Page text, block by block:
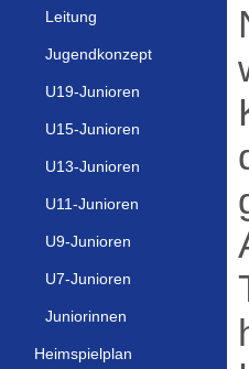
Leitung
Jugendkonzept
U19-Junioren
U15-Junioren
U13-Junioren
U11-Junioren
U9-Junioren
U7-Junioren
Juniorinnen
Heimspielplan